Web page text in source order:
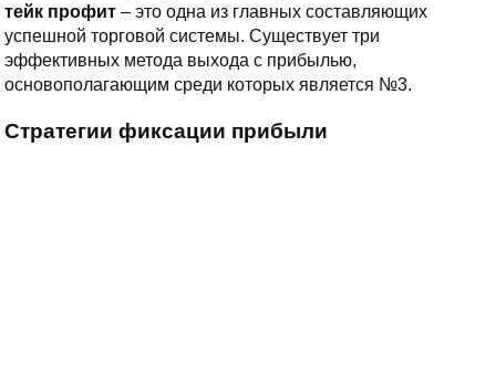
тейк профит – это одна из главных составляющих
успешной торговой системы. Существует три
эффективных метода выхода с прибылью,
основополагающим среди которых является №3.
Стратегии фиксации прибыли